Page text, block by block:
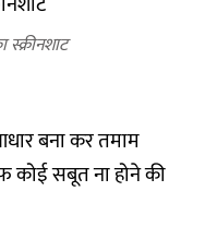
बना कर तमाम
कोई सबूत ना होने की